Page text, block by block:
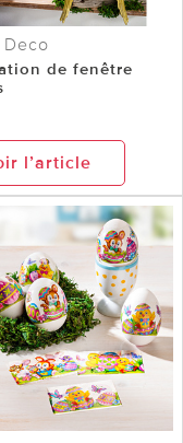
Deco
de fenêtre
l’article